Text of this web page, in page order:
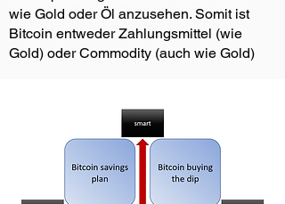
wie Gold oder Öl anzusehen. Somit ist
Bitcoin entweder Zahlungsmittel (wie
Gold) oder Commodity (auch wie Gold)